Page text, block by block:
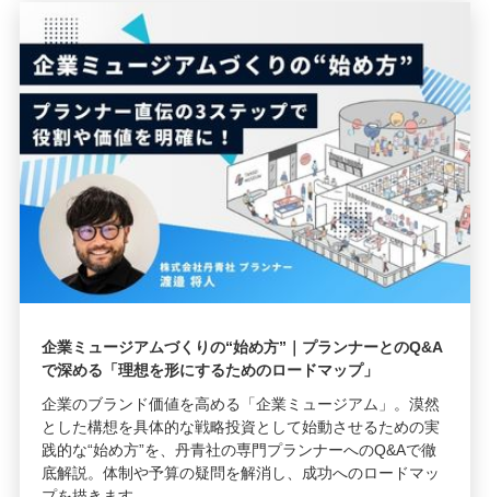
企業ミュージアムづくりの“始め方”｜プランナーとのQ&A
で深める「理想を形にするためのロードマップ」
企業のブランド価値を高める「企業ミュージアム」。漠然
とした構想を具体的な戦略投資として始動させるための実
践的な“始め方”を、丹青社の専門プランナーへのQ&Aで徹
底解説。体制や予算の疑問を解消し、成功へのロードマッ